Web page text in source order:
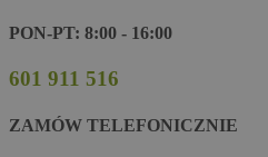
PON-PT: 8:00 - 16:00
601 911 516
ZAMÓW TELEFONICZNIE